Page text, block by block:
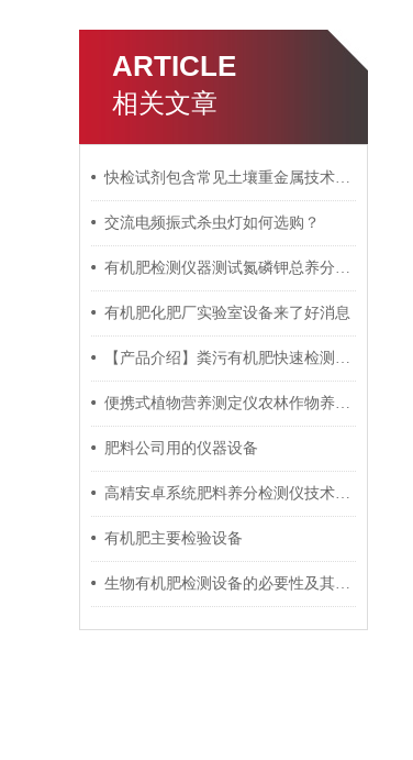
ARTICLE
相关文章
快检试剂包含常见土壤重金属技术指标
交流电频振式杀虫灯如何选购？
有机肥检测仪器测试氮磷钾总养分步骤
有机肥化肥厂实验室设备来了好消息
【产品介绍】粪污有机肥快速检测仪招标参数
便携式植物营养测定仪农林作物养分监测优选设备
肥料公司用的仪器设备
高精安卓系统肥料养分检测仪技术参数
有机肥主要检验设备
生物有机肥检测设备的必要性及其应用